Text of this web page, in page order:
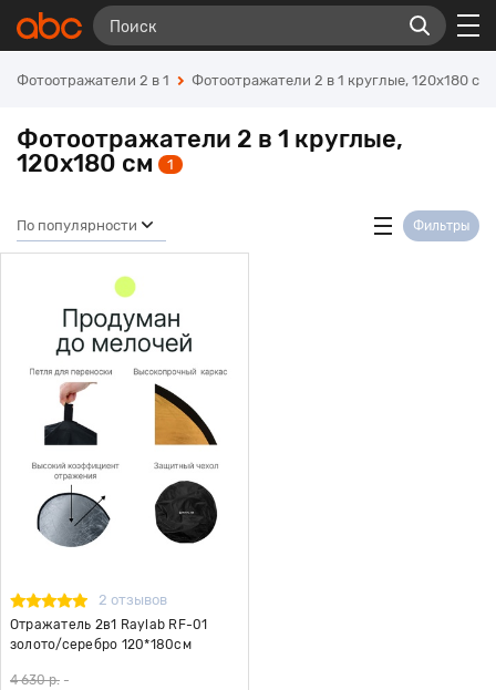
Фотоотражатели 2 в 1 Фотоотражатели 2 в 1 круглые, 120x180 см
Фотоотражатели 2 в 1 круглые,
120x180 см
1
По популярности Фильтры
2 отзывов
Отражатель 2в1 Raylab RF-01
золото/серебро 120*180см
4 630 р. -